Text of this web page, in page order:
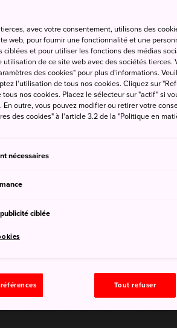
avec votre consentement, utilisons des
web, pour fournir une fonctionnalité et une
ciblées et pour utiliser les fonctions des médias
utilisation de ce site web avec des sociétés tierces.
des cookies" pour plus d'informations.
l'utilisation de tous nos cookies. Cliquez sur
nos cookies. Placez le sélecteur sur "actif" si
En outre, vous pouvez modifier ou retirer votre
des cookies" à l'article 3.2 de la "Politique en
nécessaires
ciblée
Tout refuser